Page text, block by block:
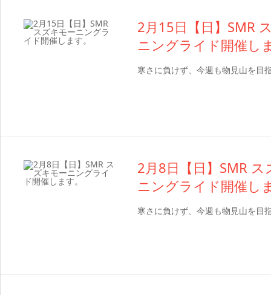
2月15日【日】SMR
ニングライド開催し
寒さに負けず、今週も物見山を目
2月8日【日】SMR ス
ニングライド開催し
寒さに負けず、今週も物見山を目